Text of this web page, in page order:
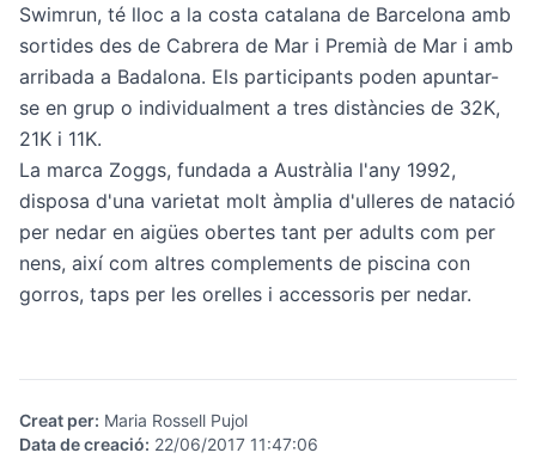
Swimrun, té lloc a la costa catalana de Barcelona amb
sortides des de Cabrera de Mar i Premià de Mar i amb
arribada a Badalona. Els participants poden apuntar-
se en grup o individualment a tres distàncies de 32K,
21K i 11K.
La marca Zoggs, fundada a Austràlia l'any 1992,
disposa d'una varietat molt àmplia d'ulleres de natació
per nedar en aigües obertes tant per adults com per
nens, així com altres complements de piscina con
gorros, taps per les orelles i accessoris per nedar.
Creat per: Maria Rossell Pujol
Data de creació: 22/06/2017 11:47:06